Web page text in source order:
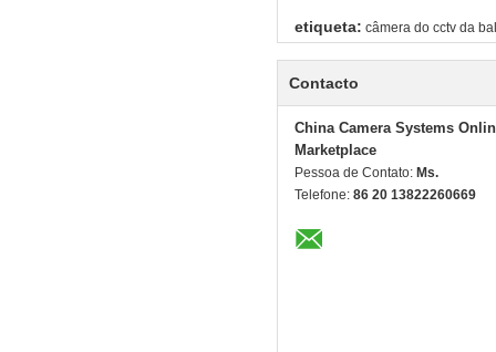
etiqueta: câmera do cctv da
Contacto
China Camera Systems
Marketplace
Pessoa de Contato: Ms.
Telefone: 86 20 13822260669